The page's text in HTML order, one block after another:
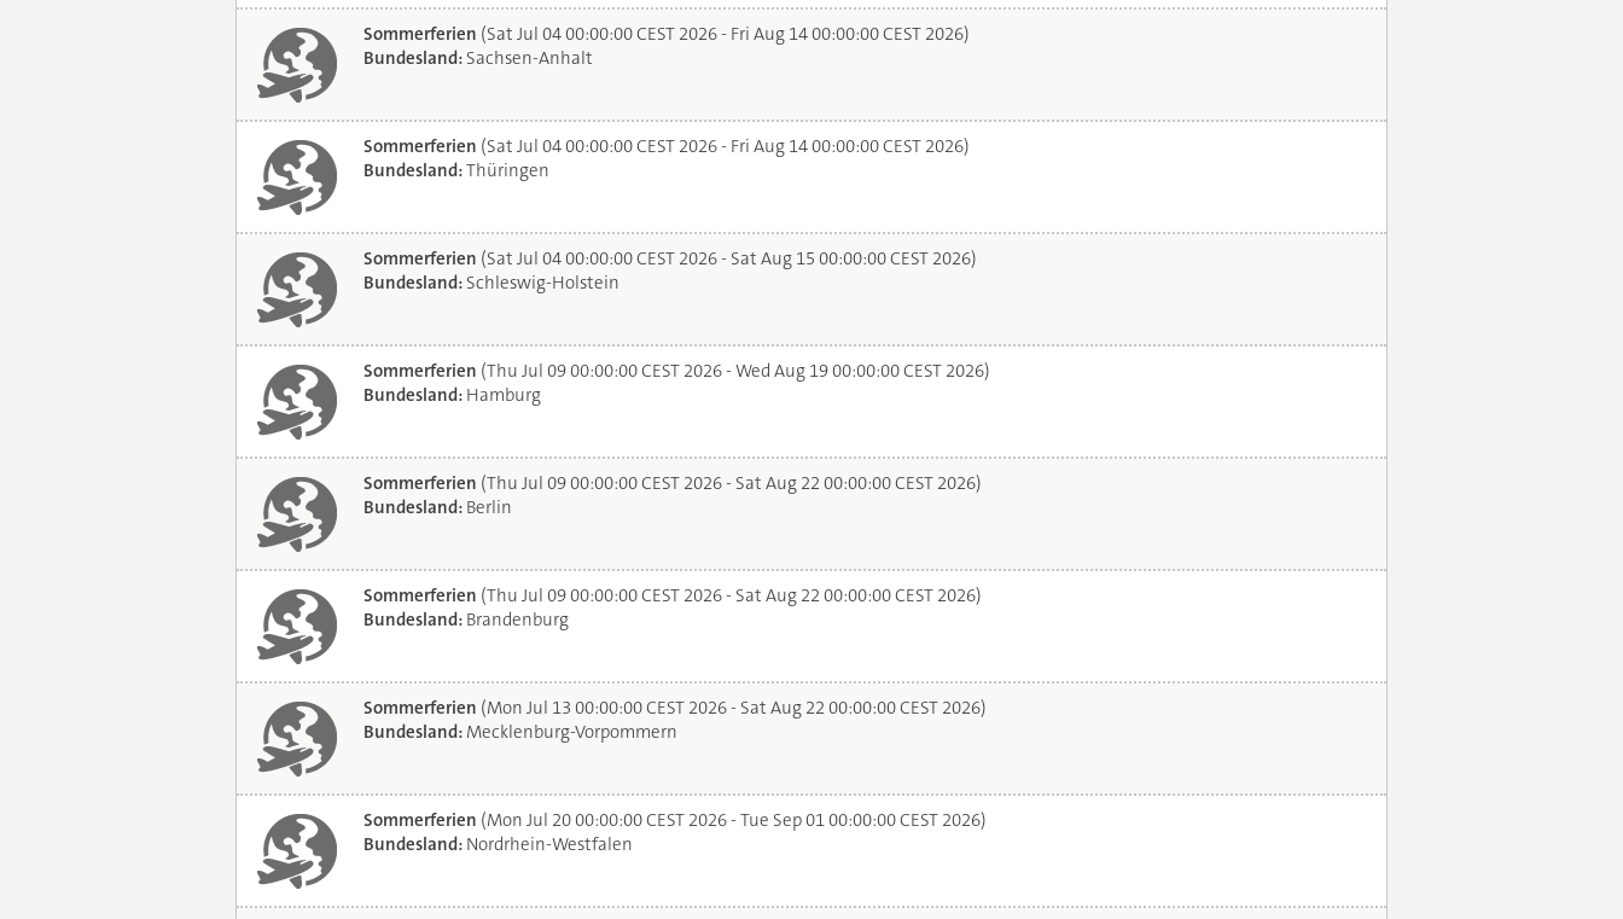
Sommerferien (Sat Jul 04 00:00:00 CEST 2026 - Fri Aug 14 00:00:00 CEST 2026)
Bundesland: Sachsen-Anhalt
Sommerferien (Sat Jul 04 00:00:00 CEST 2026 - Fri Aug 14 00:00:00 CEST 2026)
Bundesland:Thüringen
Sommerferien (Sat Jul 04 00:00:00 CEST 2026 - Sat Aug 15 00:00:00 CEST 2026)
Bundesland: Schleswig-Holstein
Sommerferien (Thu Jul 09 00:00:00 CEST 2026 - Wed Aug 19 00:00:00 CEST 2026)
Bundesland: Hamburg
Sommerferien (Thu Jul 09 00:00:00 CEST 2026 - Sat Aug 22 00:00:00 CEST 2026)
Bundesland: Berlin
Sommerferien (Thu Jul 09 00:00:00 CEST 2026 - Sat Aug 22 00:00:00 CEST 2026)
Bundesland: Brandenburg
Sommerferien (Mon Jul 13 00:00:00 CEST 2026 - Sat Aug 22 00:00:00 CEST 2026)
Bundesland: Mecklenburg-Vorpommern
Sommerferien (Mon Jul 20 00:00:00 CEST 2026 - Tue Sep 01 00:00:00 CEST 2026)
Bundesland: Nordrhein-Westfalen